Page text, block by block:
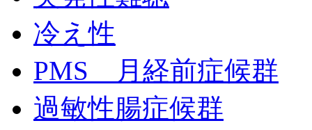
冷え性
PMS 月経前症候群
過敏性腸症候群